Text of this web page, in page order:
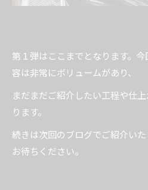
第１弾はここまでとなります。
容は非常にボリュームがあり、
まだまだご紹介したい工程や仕
ります。
続きは次回のブログでご紹介い
お待ちください。